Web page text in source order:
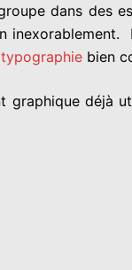
dans des
typographie bien
graphique déjà